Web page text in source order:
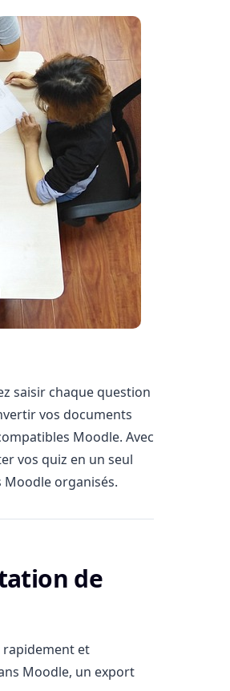
saisir chaque question
vos documents
Moodle. Avec
vos quiz en un seul
organisés.
de
rapidement et
Moodle, un export